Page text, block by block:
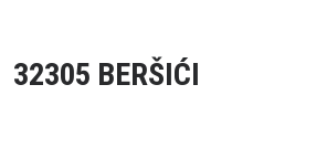
32305 BERŠIĆI